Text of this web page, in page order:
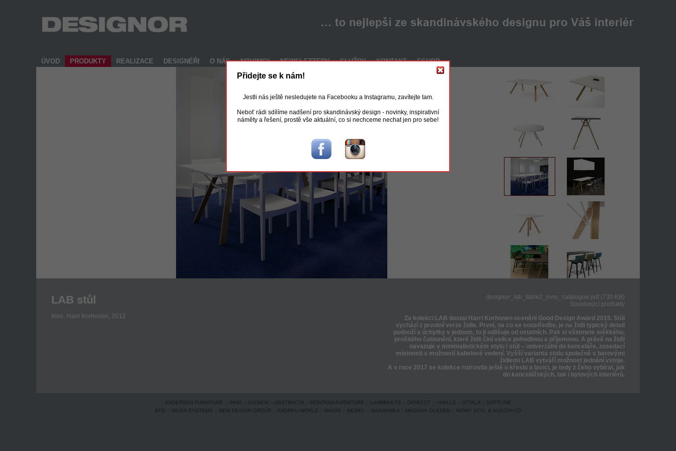
ÚVOD PRODUKTY REALIZACE DESIGNÉŘI O NÁS NOVINKY NEWSLETTERY SLUŽBY KONTAKT ESHOP
LAB stůl
Inno, Harri Korhonen, 2012
designor_lab_table2_inno_catalogue.pdf (730 KB)
Související produkty
Za kolekci LAB dostal Harri Korhonen ocenění Good Design Award 2015. Stůl
vychází z prvotní verze židle. První, na co se soustředíte, je na židli typický detail
podnoží a úchytky v jednom, to ji odlišuje od ostatních. Pak si všimnete měkkého,
prošitého čalounění, které židli činí velice pohodlnou a příjemnou. A právě na židli
navazuje v minimalistickém stylu i stůl – univerzální do kanceláře, zasedací
místnosti s možností kabelové vedení. Vyšší varianta stolu společně s barovými
židlemi LAB vytváří možnost jednání vstoje.
A v roce 2017 se kolekce rozrostla ještě o křeslo a lavici, je tedy z čeho vybírat, jak
do kancelářských, tak i bytových interiérů.
ANDERSEN FURNITURE :: INNO :: SIXINCH :: ABSTRACTA:: MONTANA FURNITURE :: LAMMHULTS :: OFFECCT :: +HALLE :: IITTALA:: SOFTLINE
EFG :: SEDIA SYSTEMS :: NEW DESIGN GROUP :: ANDREU WORLD :: MAGIS :: MOBEL :: NAAMANKA :: MAGNUS OLESEN :: NOWY STYL & KUSCH+CO
Přidejte se k nám!
Jestli nás ještě nesledujete na Facebooku a Instagramu, zavítejte tam.
Neboť rádi sdílíme nadšení pro skandinávský design - novinky, inspirativní
náměty a řešení, prostě vše aktuální, co si nechceme nechat jen pro sebe!